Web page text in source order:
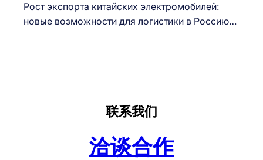
Рост экспорта китайских электромобилей:
новые возможности для логистики в Россию…
联系我们
洽谈合作